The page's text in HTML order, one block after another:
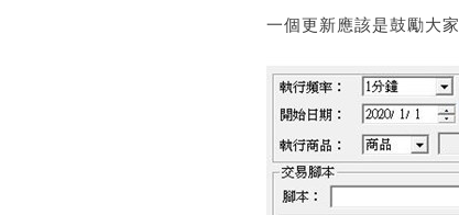
一個更新應該是鼓勵大